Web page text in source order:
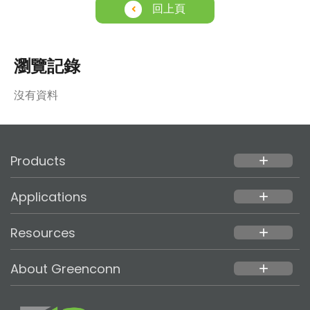
回上頁
瀏覽記錄
沒有資料
Products add
Applications add
Resources add
About Greenconn add